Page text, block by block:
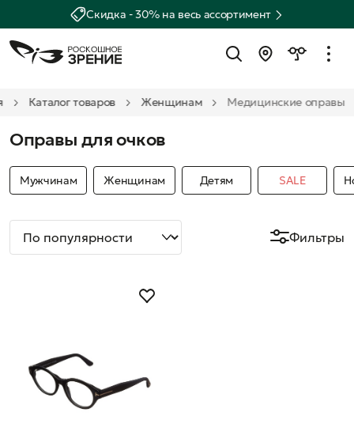
Скидка - 30% на весь ассортимент
Каталог товаров Женщинам Медицинские оправы
Оправы для очков
Мужчинам Женщинам Детям SALE
Фильтры